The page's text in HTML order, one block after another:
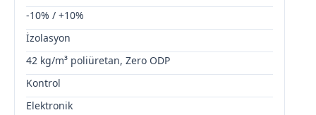
-10% / +10%
İzolasyon
42 kg/m³ poliüretan, Zero ODP
Kontrol
Elektronik